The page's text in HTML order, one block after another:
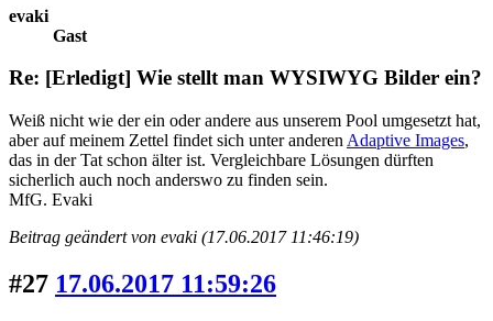
evaki
Gast
Re: [Erledigt] Wie stellt man WYSIWYG Bilder ein?
Weiß nicht wie der ein oder andere aus unserem Pool umgesetzt hat,
aber auf meinem Zettel findet sich unter anderen Adaptive Images,
das in der Tat schon älter ist. Vergleichbare Lösungen dürften
sicherlich auch noch anderswo zu finden sein.
MfG. Evaki
Beitrag geändert von evaki (17.06.2017 11:46:19)
#27 17.06.2017 11:59:26